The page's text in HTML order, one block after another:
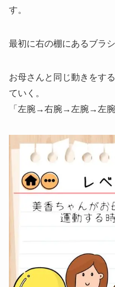
す。
最初に右の棚にあるブラ
お母さんと同じ動きをす
ていく。
「左腕→右腕→左腕→左